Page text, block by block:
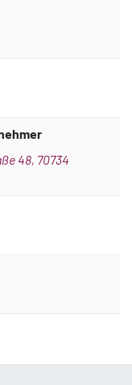
48, 70734